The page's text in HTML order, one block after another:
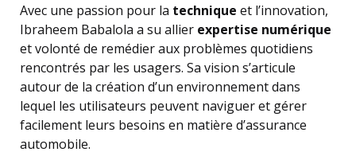
Avec une passion pour la technique et l’innovation,
Ibraheem Babalola a su allier expertise numérique
et volonté de remédier aux problèmes quotidiens
rencontrés par les usagers. Sa vision s’articule
autour de la création d’un environnement dans
lequel les utilisateurs peuvent naviguer et gérer
facilement leurs besoins en matière d’assurance
automobile.